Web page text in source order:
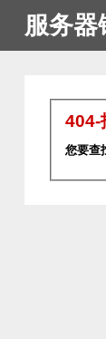
服务器
404-
您要查